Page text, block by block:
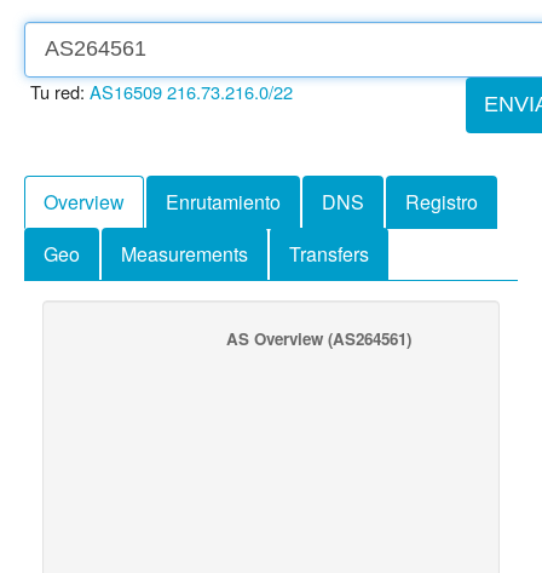
Tu red: AS16509216.73.216.0/22
Overview Enrutamiento DNS
Registro
Geo
Measurements Transfers
AS Overview (AS264561)